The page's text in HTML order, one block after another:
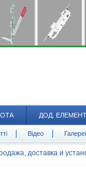
ДОД.
Відео Галереї
доставка и